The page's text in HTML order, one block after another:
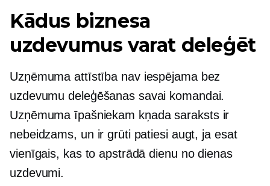
Kādus biznesa
uzdevumus varat deleģēt
Uzņēmuma attīstība nav iespējama bez
uzdevumu deleģēšanas savai komandai.
Uzņēmuma īpašniekam kņadasaraksts ir
nebeidzams, un ir grūti patiesi augt, ja esat
vienīgais, kas to apstrādādienu no dienas
uzdevumi.